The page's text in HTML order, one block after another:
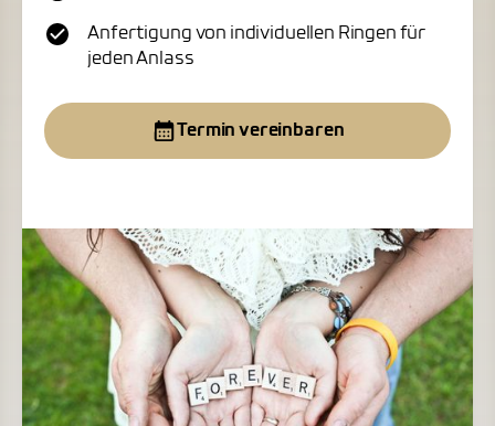
Anfertigung von individuellen Ringen für
jeden Anlass
Termin vereinbaren